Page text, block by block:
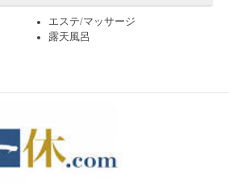
エステ/マッサージ
露天風呂